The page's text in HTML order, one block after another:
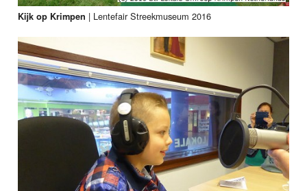
Kijk op Krimpen | Lentefair Streekmuseum 2016